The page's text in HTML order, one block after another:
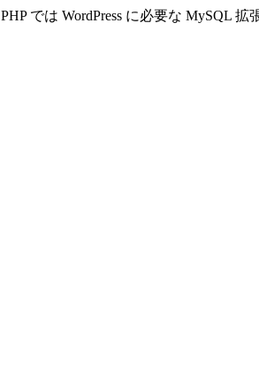
では WordPress に必要な MySQL